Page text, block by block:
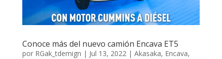
Conoce más del nuevo camión Encava ET5
por RGak_tdemign | Jul 13, 2022 | Akasaka, Encava,